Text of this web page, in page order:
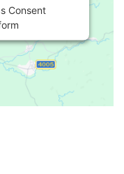
Consent